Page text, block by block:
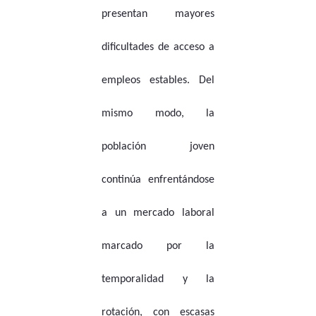
presentan mayores
dificultades de acceso a
empleos estables. Del
mismo modo, la
población joven
continúa enfrentándose
a un mercado laboral
marcado por la
temporalidad y la
rotación, con escasas